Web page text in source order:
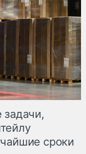
задачи,
сроки